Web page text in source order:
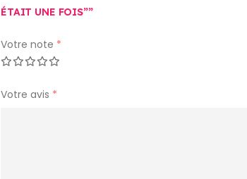
ÉTAIT UNE FOIS””
Votre note *
Votre avis *